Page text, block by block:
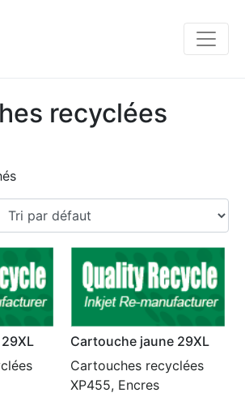
recyclées
Cartouche jaune 29XL
Cartouches recyclées
XP455, Encres